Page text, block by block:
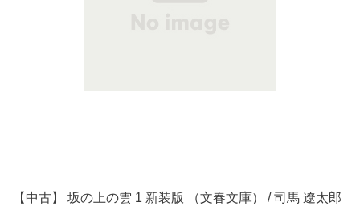
【中古】 坂の上の雲 1 新装版 （文春文庫） / 司馬 遼太郎